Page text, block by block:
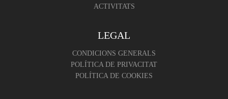
ACTIVITATS
LEGAL
CONDICIONS GENERALS
POLÍTICA DE PRIVACITAT
POLÍTICA DE COOKIES